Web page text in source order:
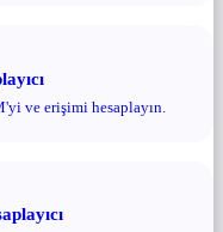
ve erişimi hesaplayın.